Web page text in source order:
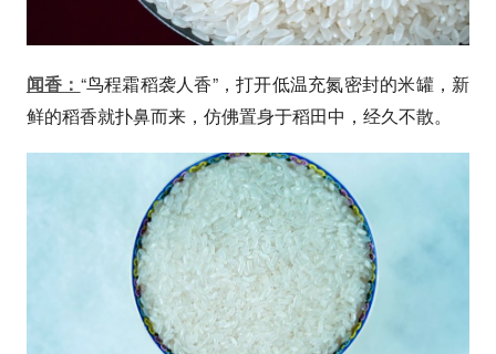
闻香： “鸟程霜稻袭人香”，打开低温充氮密封的米罐，新
鲜的稻香就扑鼻而来，仿佛置身于稻田中，经久不散。